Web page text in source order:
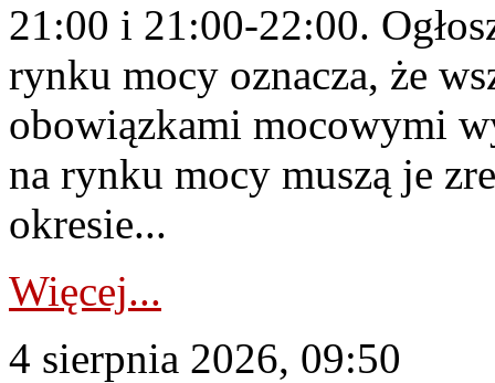
21:00 i 21:00-22:00.
rynku mocy oznacza, że
obowiązkami mocowymi
na rynku mocy muszą je
okresie...
Więcej...
4 sierpnia 2026, 09:50